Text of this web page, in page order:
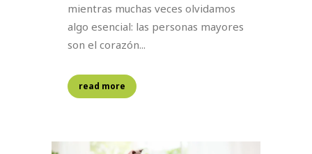
mientras muchas veces olvidamos
algo esencial: las personas mayores
son el corazón...
read more